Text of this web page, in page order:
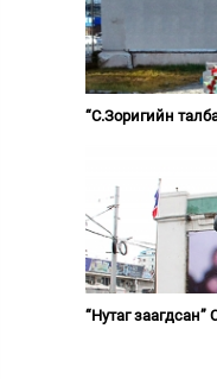
“С.Зоригийн
“Нутаг заагдсан”